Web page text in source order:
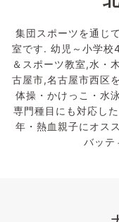
集団スポーツを通じ
室です. 幼児～小学校
＆スポーツ教室,水・
古屋市,名古屋市西区
体操・かけっこ・水
専門種目にも対応し
年・熱血親子にオス
バッテ